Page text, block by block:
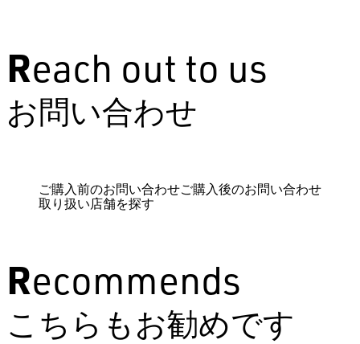
Reach out to us
お問い合わせ
ご購入前のお問い合わせご購入後のお問い合わせ
取り扱い店舗を探す
Recommends
こちらもお勧めです